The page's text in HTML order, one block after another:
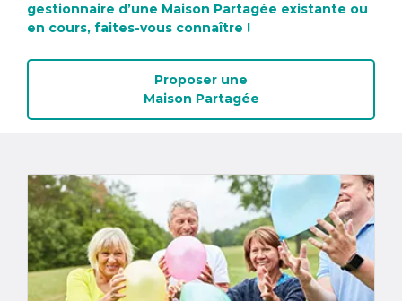
gestionnaire d’une Maison Partagée existante ou
en cours, faites-vous connaître !
Proposer une
Maison Partagée